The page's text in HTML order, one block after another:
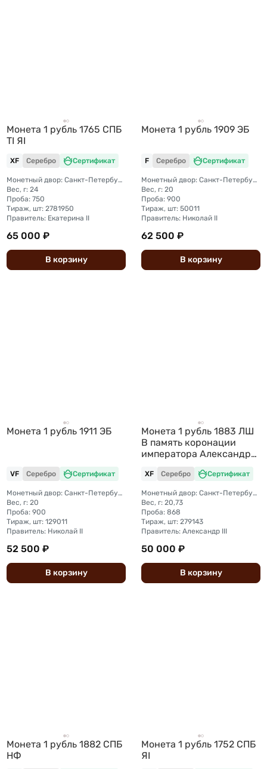
Монета 1 рубль 1765 СПБ
TI ЯI
XF Серебро Сертификат
Монетный двор: Санкт-Петербургский монетный двор
Вес, г: 24
Проба: 750
Тираж, шт: 2781950
Правитель: Екатерина II
65 000 ₽
В корзину
Монета 1 рубль 1909 ЭБ
F Серебро Сертификат
Монетный двор: Санкт-Петербургский монетный двор
Вес, г: 20
Проба: 900
Тираж, шт: 50011
Правитель: Николай II
62 500 ₽
В корзину
Монета 1 рубль 1911 ЭБ
VF Серебро Сертификат
Монетный двор: Санкт-Петербургский монетный двор
Вес, г: 20
Проба: 900
Тираж, шт: 129011
Правитель: Николай II
52 500 ₽
В корзину
Монета 1 рубль 1883 ЛШ
В память коронации
императора Александра
XF Серебро Сертификат
Монетный двор: Санкт-Петербургский монетный двор
Вес, г: 20,73
Проба: 868
Тираж, шт: 279143
Правитель: Александр III
50 000 ₽
В корзину
Монета 1 рубль 1882 СПБ
НФ
Монета 1 рубль 1752 СПБ
ЯI